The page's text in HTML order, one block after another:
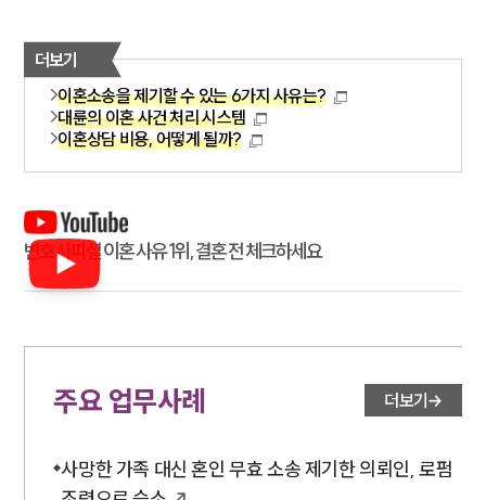
더보기
이혼소송을 제기할 수 있는 6가지 사유는?
대륜의 이혼 사건 처리 시스템
이혼상담 비용, 어떻게 될까?
변호사피셜 이혼 사유 1위, 결혼 전 체크하세요
주요 업무사례 더보기
사망한 가족 대신 혼인 무효 소송 제기한 의뢰인, 로펌